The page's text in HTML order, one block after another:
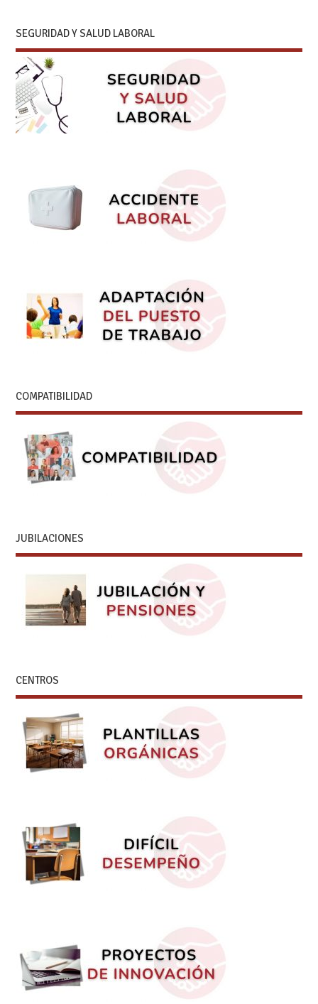
SEGURIDAD Y SALUD LABORAL
COMPATIBILIDAD
JUBILACIONES
CENTROS